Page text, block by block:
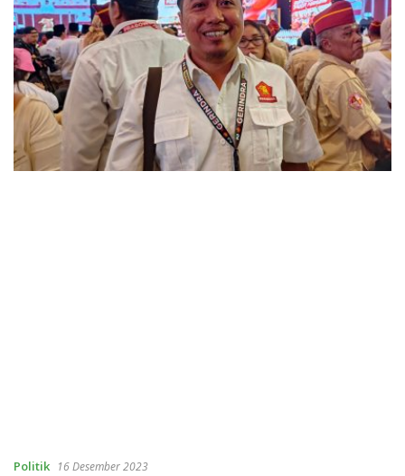
Politik 16 Desember 2023